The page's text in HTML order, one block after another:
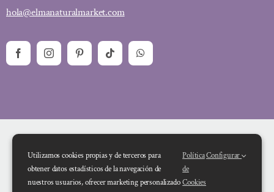
hola@elmanaturalmarket.com
Utilizamos cookies propias y de terceros para
obtener datos estadísticos de la navegación de
nuestros usuarios, ofrecer marketing personalizado
Política
de
Cookies
Configurar